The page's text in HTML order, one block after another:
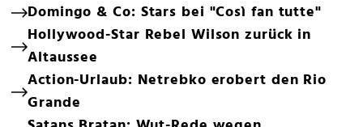
Domingo & Co: Stars bei "Così fan tutte"
Hollywood-Star Rebel Wilson zurück in
Altaussee
Action-Urlaub: Netrebko erobert den Rio
Grande